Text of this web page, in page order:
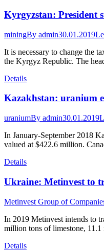
Kyrgyzstan: President
miningBy admin30.01.2019
It is necessary to change the
the Kyrgyz Republic. The
Details
Kazakhstan: uranium
uraniumBy admin30.01.2019
In January-September 2018
valued at $422.6 million.
Details
Ukraine: Metinvest to
Metinvest Group of
In 2019 Metinvest intends to
million tons of limestone,
Details